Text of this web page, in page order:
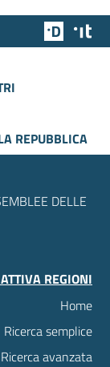
Team
REPUBBLICA
DELLE
REGIONI
Home
Ricerca semplice
Ricerca avanzata